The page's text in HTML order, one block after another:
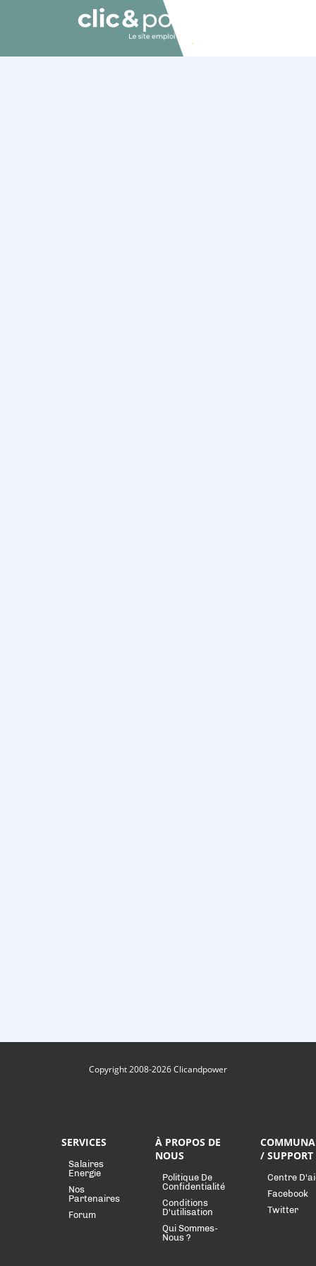
Copyright 2008-2026 Clicandpower
SERVICES
Salaires
Energie
Nos
Partenaires
Forum
À PROPOS DE
NOUS
Politique De
Confidentialité
Conditions
D'utilisation
Qui Sommes-
Nous ?
/ SUPPORT
Centre
Facebook
Twitter